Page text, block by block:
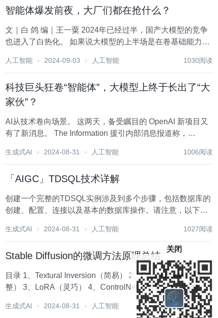
智能体爆发前夜，大厂们都在抢什么？
文｜白 鸽 编｜王一粟 2024年已经过半，国产大模型的竞争
也进入了白热化。 如果说大模型的上半场是在卷基础能力，
上了重中之重的议程。 无他，智能体就是应用落地最重要的
人工智能 2024-09-03 人工智能 1030阅读
科技巨头狂卷“智能体”，大模型上终于长出了“大
家伙”？
AI从技术卷向场景。 这两天，备受瞩目的 OpenAI 新项目又
有了新消息。 The Information 援引内部消息报道称，
（Strawberry）」的全新 AI，其拥有前所未有的「推理」能
生成式AI 2024-08-31 人工智能 1006阅读
「AIGC」TDSQL技术详解
创建一个完整的TDSQL实例涉及到多个步骤，包括数据库的
创建、配置、连接以及基本的数据库操作。请注意，以下示
和要求进行调整。 步骤1: 创建TDSQL实例 在TDSQL的官网
生成式AI 2024-08-31 人工智能 1027阅读
Stable Diffusion的微调方法原理总结
目录 1、Textural Inversion（简易） 2、DreamBooth（完
整） 3、LoRA（灵巧） 4、ControlNet（彻底） 5、其他
1、Textural Inversion（简易） 不改变网络结构...
生成式AI 2024-08-31 人工智能 1280阅读
关闭